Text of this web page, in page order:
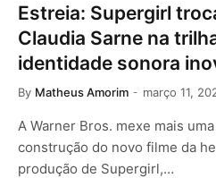
Estreia: Supergirl
Claudia Sarne na
identidade sonora
By Matheus Amorim março 11,
A Warner Bros. mexe mais
construção do novo filme da
produção de Supergirl,…